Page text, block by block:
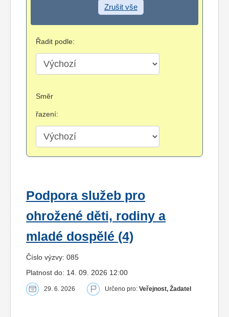
Zrušit vše
Řadit podle:
Směr
řazení:
Podpora služeb pro
ohrožené děti, rodiny a
mladé dospělé (4)
Číslo výzvy: 085
Platnost do: 14. 09. 2026 12:00
29. 6. 2026 Určeno pro: Veřejnost, Žadatel